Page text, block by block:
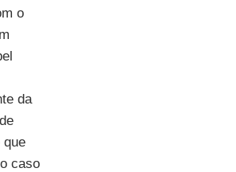
o
da
que
caso